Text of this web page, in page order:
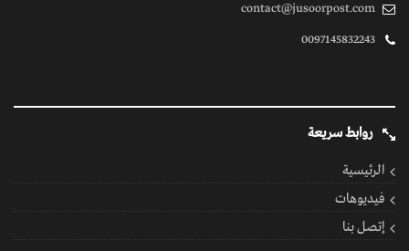
contact@jusoorpost.com
0097145832243
روابط سريعة
الرئيسية
فيديوهات
إتصل بنا